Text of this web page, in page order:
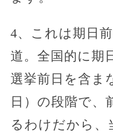
4、これは期日
道。全国的に期
選挙前日を含ま
日）の段階で、
るわけだから、